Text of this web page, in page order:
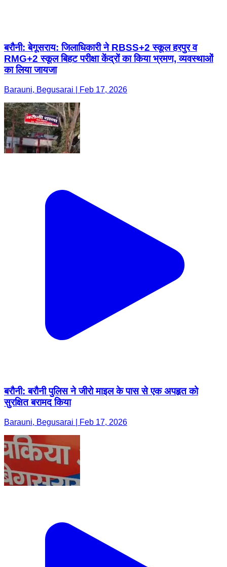
बरौनी: बेगूसराय: जिलाधिकारी ने RBSS+2 स्कूल हरपुर व
RMG+2 स्कूल बिहट परीक्षा केंद्रों का किया भ्रमण, व्यवस्थाओं
का लिया जायजा
Barauni, Begusarai | Feb 17, 2026
बरौनी: बरौनी पुलिस ने जीरो माइल के पास से एक अपहृत को
सुरक्षित बरामद किया
Barauni, Begusarai | Feb 17, 2026